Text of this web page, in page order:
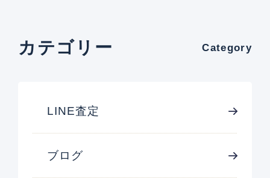
カテゴリー Category
LINE査定
ブログ